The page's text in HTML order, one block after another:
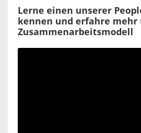
Lerne einen unserer
kennen und erfahre mehr
Zusammenarbeitsmodell